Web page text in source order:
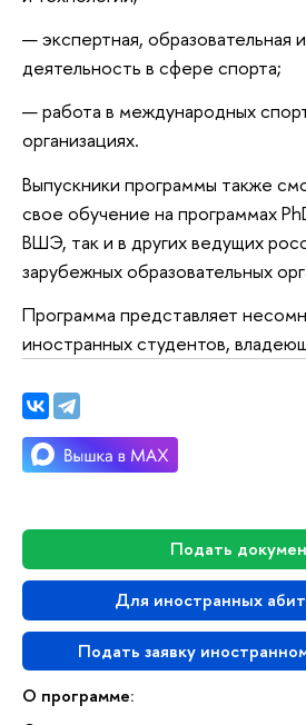
Подать
Для иностранных
Подать заявку
О программе:
экспертная, образовательная
деятельность в сфере спорта;
работа в международных
организациях.
Выпускники программы также
свое обучение на программах
ВШЭ, так и в других ведущих
зарубежных образовательных
Программа представляет
иностранных студентов,